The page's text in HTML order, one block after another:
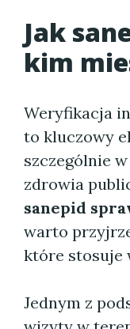
Jak
kim
Weryfikacja
to kluczowy
szczególnie
zdrowia
sanepid
warto
które stosuje
Jednym z